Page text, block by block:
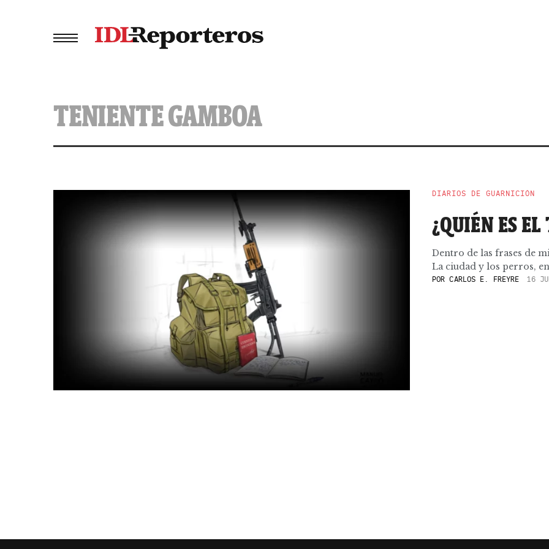
TENIENTE GAMBOA
DIARIOS DE GUARNICIÓN
¿QUIÉN ES
Dentro de las frases de
La ciudad y los perros,
POR CARLOS E. FREYRE 16